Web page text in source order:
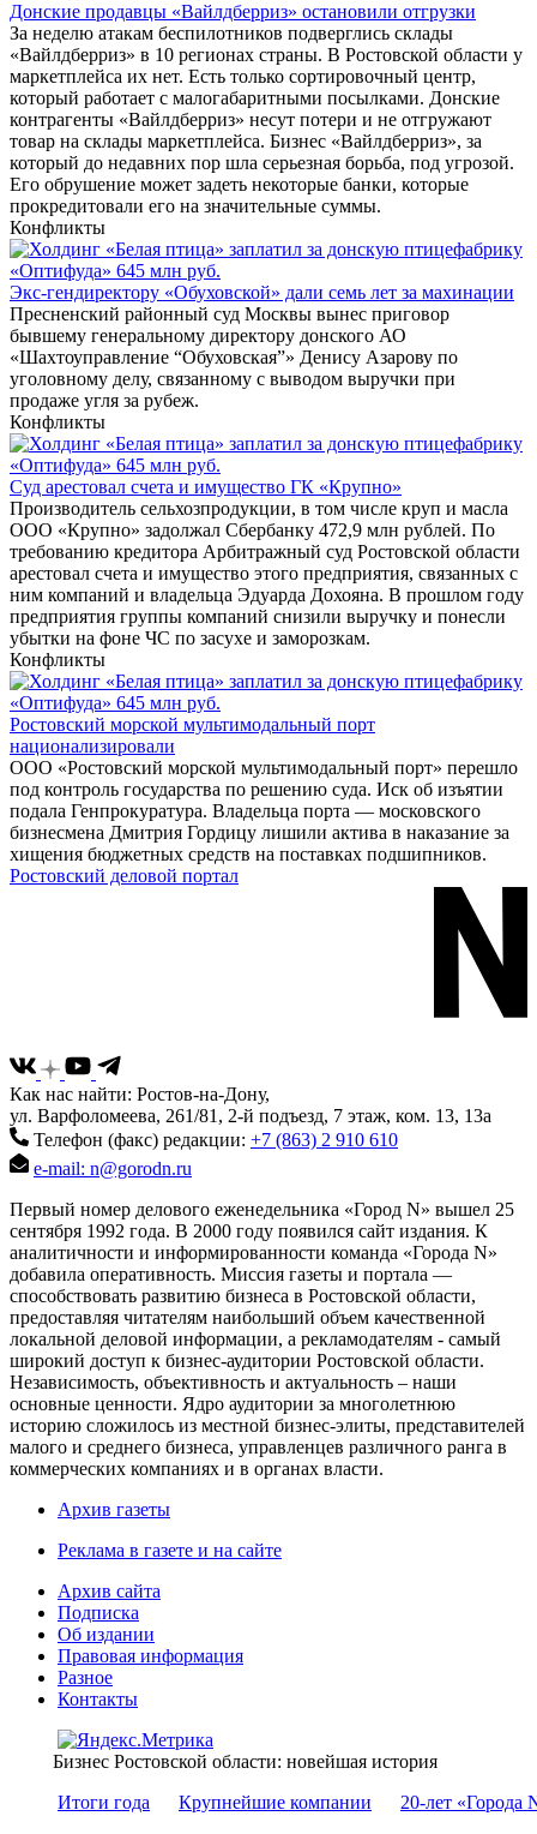
Донские продавцы «Вайлдберриз» остановили отгрузки
За неделю атакам беспилотников подверглись склады
«Вайлдберриз» в 10 регионах страны. В Ростовской области у
маркетплейса их нет. Есть только сортировочный центр,
который работает с малогабаритными посылками. Донские
контрагенты «Вайлдберриз» несут потери и не отгружают
товар на склады маркетплейса. Бизнес «Вайлдберриз», за
который до недавних пор шла серьезная борьба, под угрозой.
Его обрушение может задеть некоторые банки, которые
прокредитовали его на значительные суммы.
Конфликты
Экс-гендиректору «Обуховской» дали семь лет за махинации
Пресненский районный суд Москвы вынес приговор
бывшему генеральному директору донского АО
«Шахтоуправление “Обуховская”» Денису Азарову по
уголовному делу, связанному с выводом выручки при
продаже угля за рубеж.
Конфликты
Суд арестовал счета и имущество ГК «Крупно»
Производитель сельхозпродукции, в том числе круп и масла
ООО «Крупно» задолжал Сбербанку 472,9 млн рублей. По
требованию кредитора Арбитражный суд Ростовской области
арестовал счета и имущество этого предприятия, связанных с
ним компаний и владельца Эдуарда Дохояна. В прошлом году
предприятия группы компаний снизили выручку и понесли
убытки на фоне ЧС по засухе и заморозкам.
Конфликты
Ростовский морской мультимодальный порт
национализировали
ООО «Ростовский морской мультимодальный порт» перешло
под контроль государства по решению суда. Иск об изъятии
подала Генпрокуратура. Владельца порта — московского
бизнесмена Дмитрия Гордицу лишили актива в наказание за
хищения бюджетных средств на поставках подшипников.
Ростовский деловой портал
Как нас найти: Ростов-на-Дону,
ул. Варфоломеева, 261/81, 2-й подъезд, 7 этаж, ком. 13, 13а
Телефон (факс) редакции: +7 (863) 2 910 610
e-mail: n@gorodn.ru
Первый номер делового еженедельника «Город N» вышел 25
сентября 1992 года. В 2000 году появился сайт издания. К
аналитичности и информированности команда «Города N»
добавила оперативность. Миссия газеты и портала —
способствовать развитию бизнеса в Ростовской области,
предоставляя читателям наибольший объем качественной
локальной деловой информации, а рекламодателям - самый
широкий доступ к бизнес-аудитории Ростовской области.
Независимость, объективность и актуальность – наши
основные ценности. Ядро аудитории за многолетнюю
историю сложилось из местной бизнес-элиты, представителей
малого и среднего бизнеса, управленцев различного ранга в
коммерческих компаниях и в органах власти.
Архив газеты
Реклама в газете и на сайте
Архив сайта
Подписка
Об издании
Правовая информация
Разное
Контакты
Бизнес Ростовской области: новейшая история
Итоги года
Крупнейшие компании 20-лет «Города